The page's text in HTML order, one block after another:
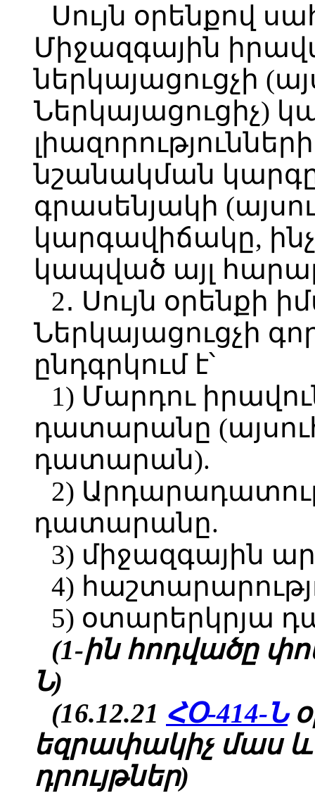
Սույն օրենքով
Միջազգային
ներկայացուցչի
Ներկայացուցիչ)
նշանակման
գրասենյակի
կարգավիճակը,
կապված այլ
2․ Սույն օրենքի
Ներկայացուցչի
ընդգրկում է՝
1) Մարդու
դատարանը
դատարան).
2)
դատարանը.
3) միջազգային
4)
5) օտարերկրյա
(1-ին հոդվածը
Ն)
(16.12.21 ՀՕ-414-Ն
եզրափակիչ մաս և
դրույթներ)